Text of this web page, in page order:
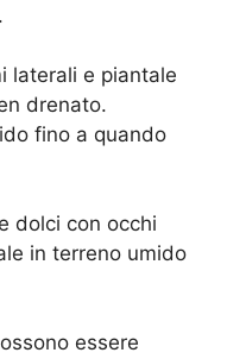
laterali e piantale
drenato.
fino a quando
dolci con occhi
in terreno umido
essere